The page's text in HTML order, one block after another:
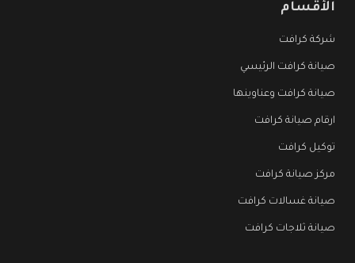
الأقسام
شركة كرافت
صيانة كرافت الرئيسي
صيانة كرافت وعناوينها
ارقام صيانة كرافت
توكيل كرافت
مركز صيانة كرافت
صيانة غسالات كرافت
صيانة ثلاجات كرافت